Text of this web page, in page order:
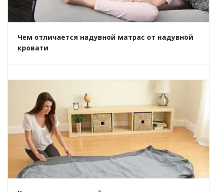
Чем отличается надувной матрас от надувной
кровати